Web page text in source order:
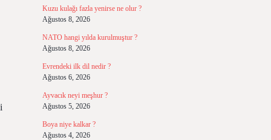
Kuzu kulağı fazla yenirse ne olur ?
Ağustos 8, 2026
NATO hangi yılda kurulmuştur ?
Ağustos 8, 2026
Evrendeki ilk dil nedir ?
Ağustos 6, 2026
Ayvacık neyi meşhur ?
Ağustos 5, 2026
Boya niye kalkar ?
Ağustos 4, 2026